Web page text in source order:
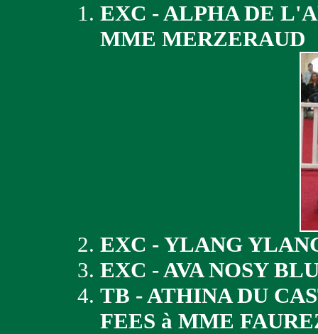
EXC - ALPHA DE
MME MERZERAUD
EXC - YLANG
EXC - AVA NOSY
TB - ATHINA DU
FEES à MME